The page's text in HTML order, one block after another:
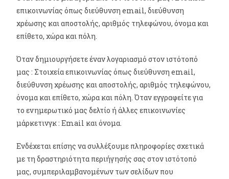
επικοινωνίας όπως διεύθυνση email, διεύθυνση
χρέωσης και αποστολής, αριθμός τηλεφώνου, όνομα και
επίθετο, χώρα και πόλη.
Όταν δημιουργήσετε έναν λογαριασμό στον ιστότοπό
μας : Στοιχεία επικοινωνίας όπως διεύθυνση email,
διεύθυνση χρέωσης και αποστολής, αριθμός τηλεφώνου,
όνομα και επίθετο, χώρα και πόλη. Όταν εγγραφείτε για
το ενημερωτικό μας δελτίο ή άλλες επικοινωνίες
μάρκετινγκ : Email και όνομα.
Ενδέχεται επίσης να συλλέξουμε πληροφορίες σχετικά
με τη δραστηριότητα περιήγησής σας στον ιστότοπό
μας, συμπεριλαμβανομένων των σελίδων που